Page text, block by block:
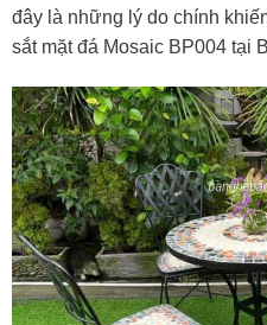
đây là những lý do chính
sắt mặt đá Mosaic BP004 tại